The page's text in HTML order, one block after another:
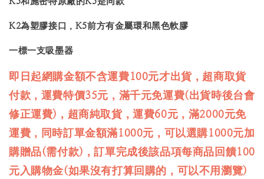
K2為塑膠接口，K5前方有金屬環和黑色軟膠
一標一支吸墨器
即日起網購金額不含運費100元才出貨，超商取貨
付款，運費特價35元，滿千元免運費(出貨時後台會
修正運費)，超商純取貨，運費60元，滿2000元免
運費，同時訂單金額滿1000元，可以選購1000元加
購贈品(需付款)，訂單完成後該品項每商品回饋100
元入購物金(如果沒有打算回購的，可以不用瀏覽)